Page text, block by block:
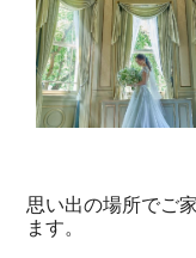
思い出の場所でご
ます。